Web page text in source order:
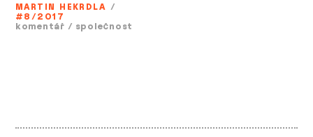
MARTIN HEKRDLA /
#8/2017
komentář / společnost